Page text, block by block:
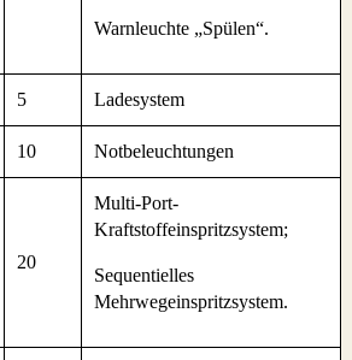
Warnleuchte „Spülen“.
5 Ladesystem
10 Notbeleuchtungen
20
Multi-Port-
Kraftstoffeinspritzsystem;
Sequentielles
Mehrwegeinspritzsystem.